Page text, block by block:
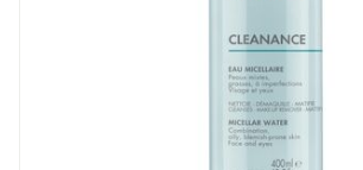
Kamertemperatuur